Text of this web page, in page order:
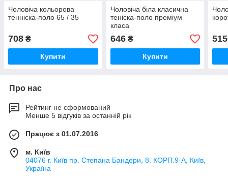
Чоловіча кольорова
тенніска-поло 65 / 35
708 ₴
Купити
Чоловіча біла класична
теніска-поло преміум
класа
646₴
Купити
515
Про нас
Рейтинг не сформований
Менше 5 відгуків за останній рік
Працює з 01.07.2016
м. Київ
04076 г. Київ пр. Степана Бандери, 8. КОРП.9-А, Київ,
Україна